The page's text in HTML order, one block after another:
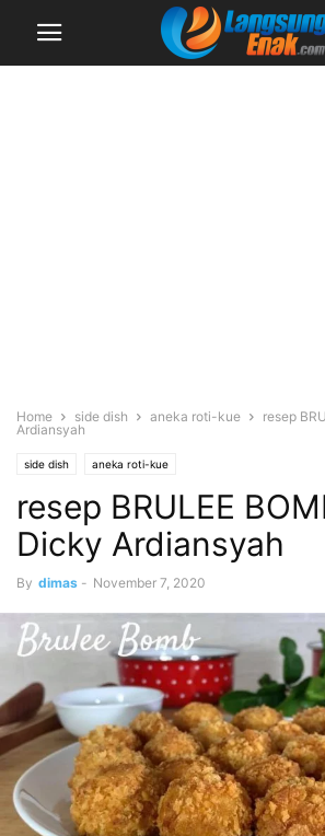
Home side dish aneka roti-kue
resep
Ardiansyah
side dish aneka roti-kue
resep BRULEE
Dicky Ardiansyah
By dimas - November 7, 2020